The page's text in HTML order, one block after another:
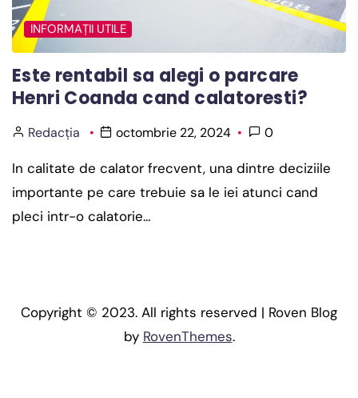
INFORMAȚII UTILE
Este rentabil sa alegi o parcare
Henri Coanda cand calatoresti?
Redacția octombrie 22, 2024 0
In calitate de calator frecvent, una dintre deciziile
importante pe care trebuie sa le iei atunci cand
pleci intr-o calatorie…
Copyright © 2023. All rights reserved | Roven Blog
by RovenThemes.